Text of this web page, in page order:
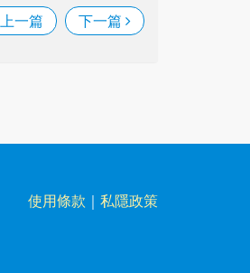
上一篇 下一篇
使用條款 ｜ 私隱政策